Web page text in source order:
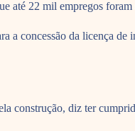
até 22 mil empregos foram
concessão da licença
construção, diz ter